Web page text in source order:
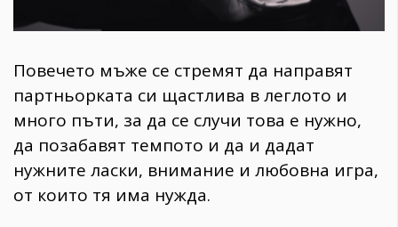
Wellness
1817
ПОСЛЕДВАЙТЕ
НИ
Повечето мъже се стремят да направят
партньорката си щастлива в леглото и
много пъти, за да се случи това е нужно,
да позабавят темпото и да и дадат
нужните ласки, внимание и любовна игра,
от които тя има нужда.